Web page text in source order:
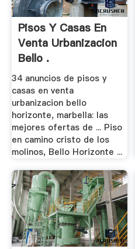
Pisos Y Casas En
Venta Urbanizacion
Bello .
34 anuncios de pisos y
casas en venta
urbanizacion bello
horizonte, marbella: las
mejores ofertas de ... Piso
en camino cristo de los
molinos, Bello Horizonte ...